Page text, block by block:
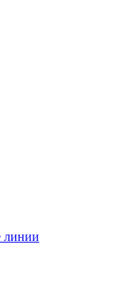
линии